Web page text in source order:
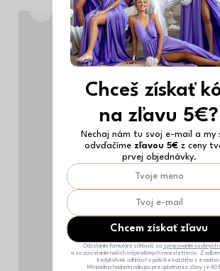
Chceš získať
na zľavu 5€?
Nechaj nám tu svoj e-mail a my
odvďačíme zľavou 5€ z ceny
prvej objednávky.
Chcem získať zľavu
Odoslaním formulára súhlasíš sa spracovaním osobných
a so zasielaním našich inšpiratívnych newsletterov. Z
kedykoľvek odhlásiť v pätičke každého z e-mailov.
Minimálna hodnota nákupu pre uplatnenie zľavy je 60